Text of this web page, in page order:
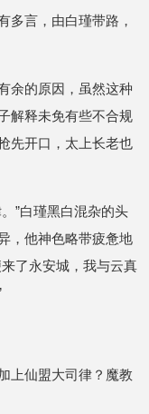
多言，由白瑾带路，
余的原因，虽然这种
解释未免有些不合规
先开口，太上长老也
”白瑾黑白混杂的头
，他神色略带疲惫地
了永安城，我与云真
上仙盟大司律？魔教